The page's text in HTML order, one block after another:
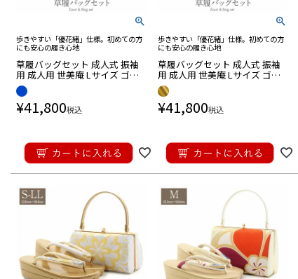
歩きやすい「優花緒」仕様。初めての方
にも安心の履き心地
草履バッグセット 成人式 振袖
用 成人用 世美庵 Lサイズ ゴー
ルド 金 青 ブルー 花七宝 振袖用
帯地 3枚芯 優花緒 日本製
¥41,800税込
歩きやすい「優花緒」仕様。初めての方
にも安心の履き心地
草履バッグセット 成人式 振袖
用 成人用 世美庵 Lサイズ ゴー
ルド シャンパンゴールド 黒 花
紋 帯地 3枚芯 優花緒 日本製
¥41,800税込